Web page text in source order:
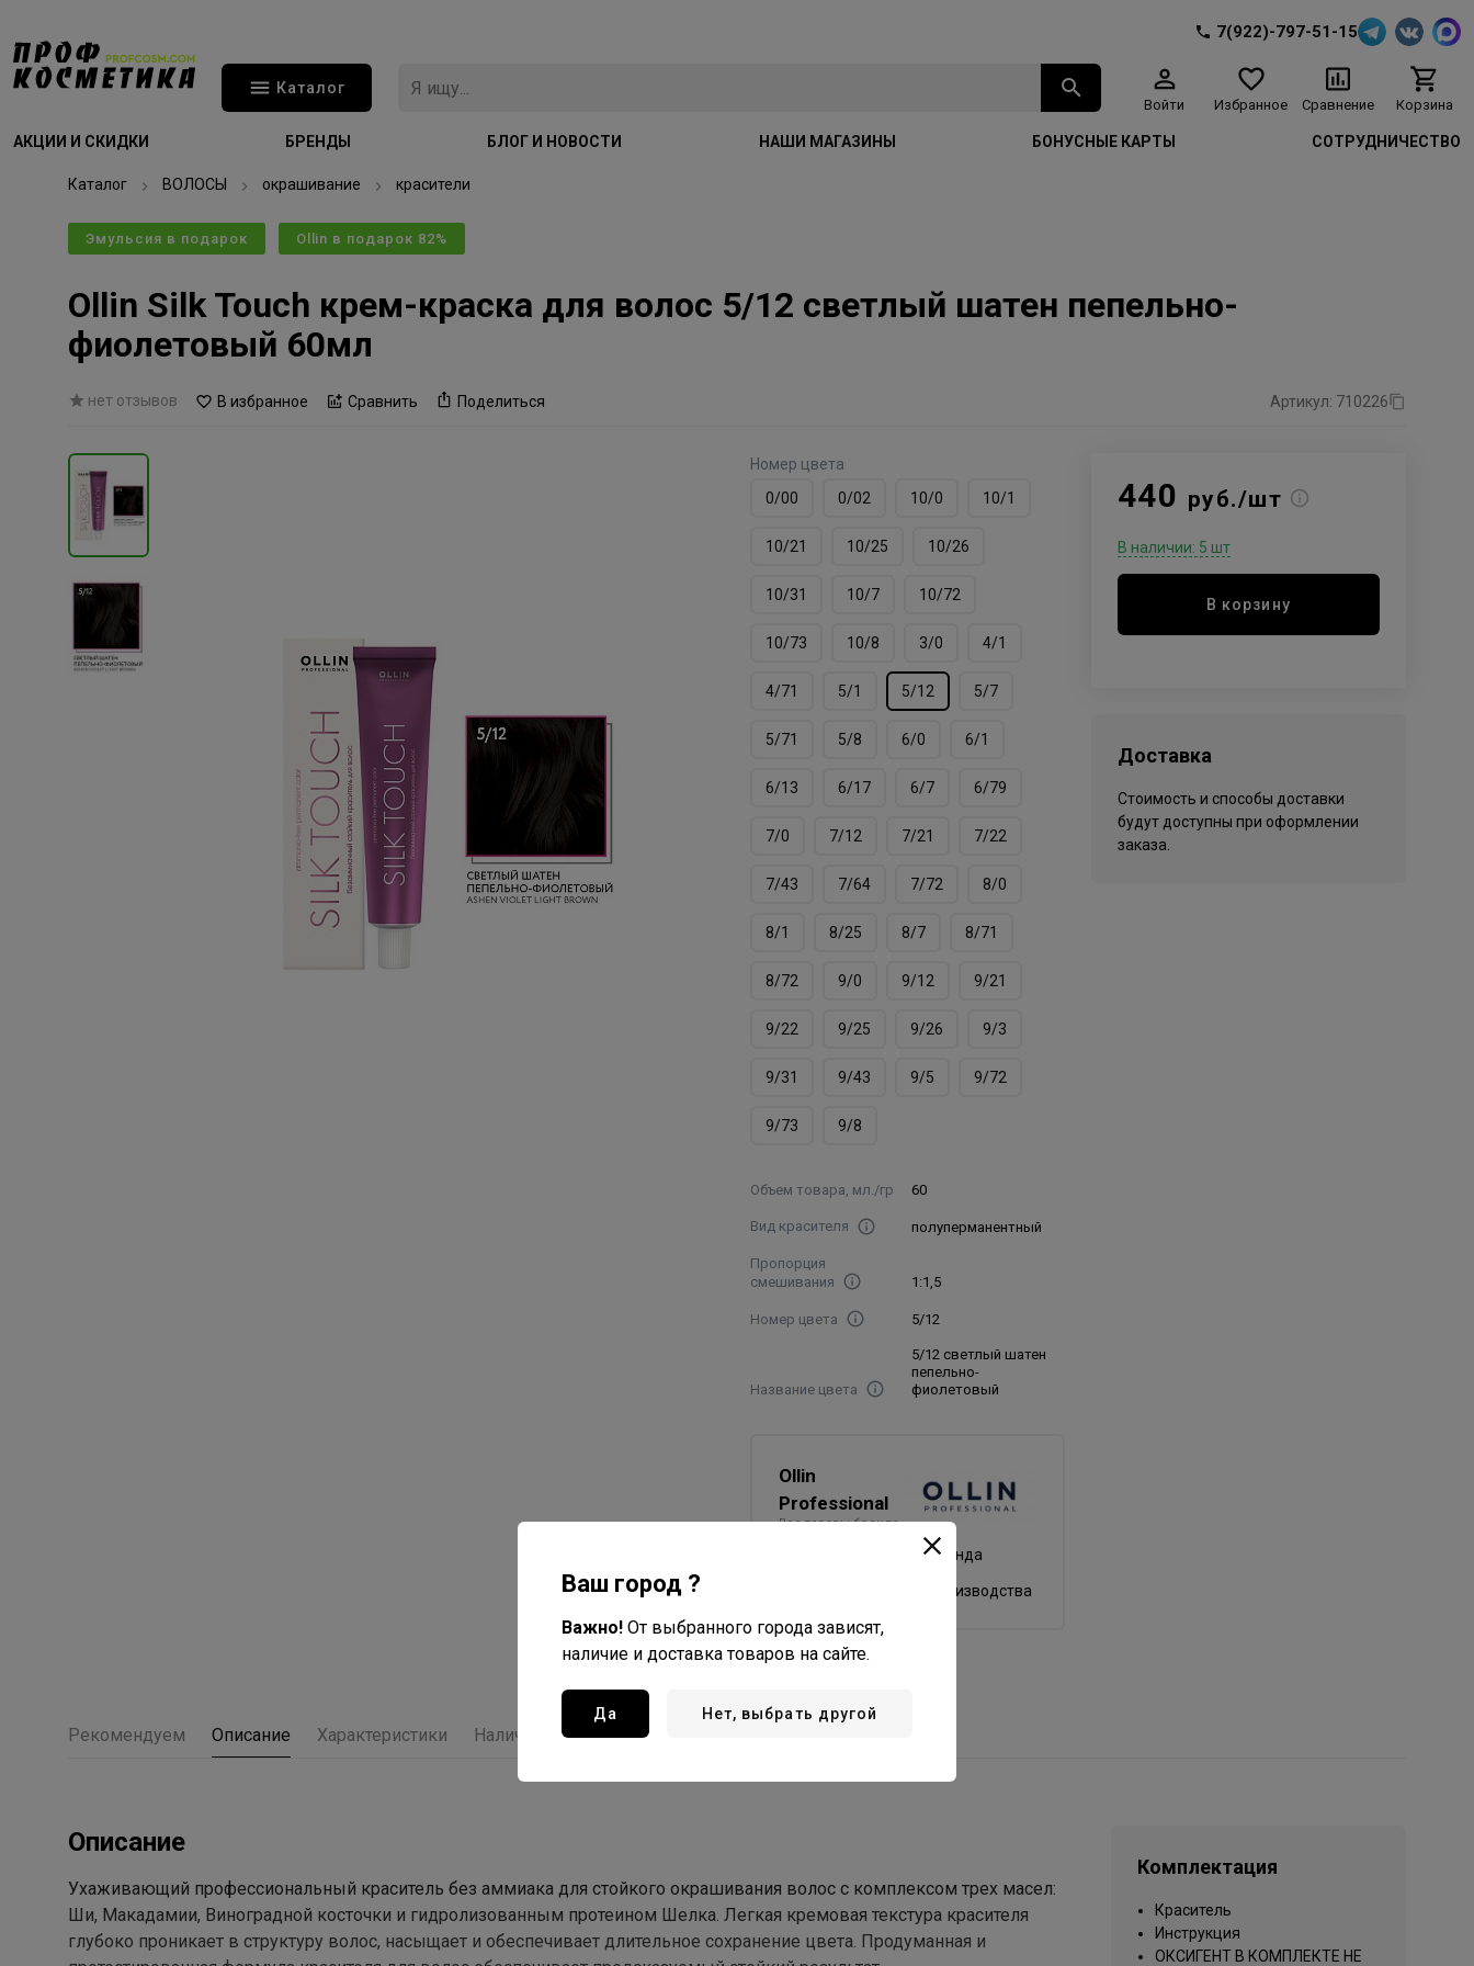
7(922)-797-51-15
Каталог
Войти Избранное Сравнение Корзина
АКЦИИ И СКИДКИ БРЕНДЫ БЛОГ И НОВОСТИ НАШИ МАГАЗИНЫ БОНУСНЫЕ КАРТЫ СОТРУДНИЧЕСТВО
Каталог ВОЛОСЫ окрашивание красители
Эмульсия в подарок Ollin в подарок 82%
Ollin Silk Touch крем-краска для волос 5/12 светлый шатен пепельно-
фиолетовый 60мл
нет отзывов В избранное Сравнить Поделиться Артикул: 710226
Номер цвета
0/00
0/02 10/0 10/1
10/21 10/25 10/26
10/31 10/7 10/72
10/73 10/8 3/0 4/1
4/71 5/1 5/12 5/7
5/71 5/8 6/0 6/1
6/13 6/17 6/7 6/79
7/0 7/12 7/21 7/22
7/43 7/64 7/72 8/0
8/1 8/25 8/7 8/71
8/72 9/0 9/12 9/21
9/22 9/25 9/26 9/3
9/31 9/43 9/5 9/72
9/73 9/8
Объем товара, мл./гр 60
Вид красителя полуперманентный
Пропорция
смешивания
1:1,5
Номер цвета 5/12
Название цвета
5/12 светлый шатен
пепельно-
фиолетовый
Ollin
Professional
Все товары бренда
Россия - страна бренда
Россия - страна производства
440 руб./шт
В наличии: 5 шт
В корзину
Доставка
Стоимость и способы доставки
будут доступны при оформлении
заказа.
Рекомендуем Описание Характеристики Наличие Отзывы
Описание
Ухаживающий профессиональный краситель без аммиака для стойкого окрашивания волос с комплексом трех масел:
Ши, Макадамии, Виноградной косточки и гидролизованным протеином Шелка. Легкая кремовая текстура красителя
глубоко проникает в структуру волос, насыщает и обеспечивает длительное сохранение цвета. Продуманная и
Комплектация
Краситель
Инструкция
ОКСИГЕНТ В КОМПЛЕКТЕ НЕ
Ваш город ?
Важно! От выбранного города зависят,
наличие и доставка товаров на сайте.
Да Нет, выбрать другой